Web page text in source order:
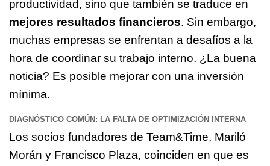
productividad, sino que también se traduce en
mejores resultados financieros. Sin embargo,
muchas empresas se enfrentan a desafíos a la
hora de coordinar su trabajo interno. ¿La buena
noticia? Es posible mejorar con una inversión
mínima.
DIAGNÓSTICO COMÚN: LA FALTA DE OPTIMIZACIÓN INTERNA
Los socios fundadores de Team&Time, Mariló
Morán y Francisco Plaza, coinciden en que es